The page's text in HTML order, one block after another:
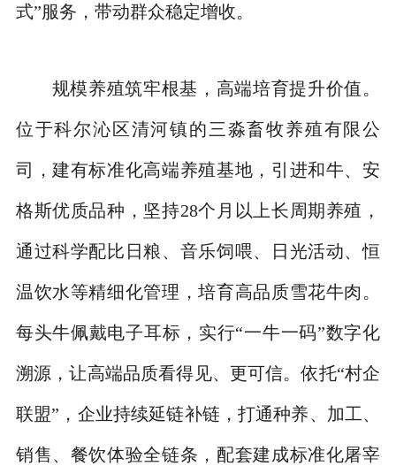
式”服务，带动群众稳定增收。
规模养殖筑牢根基，高端培育提升价值。
位于科尔沁区清河镇的三淼畜牧养殖有限公
司，建有标准化高端养殖基地，引进和牛、安
格斯优质品种，坚持28个月以上长周期养殖，
通过科学配比日粮、音乐饲喂、日光活动、恒
温饮水等精细化管理，培育高品质雪花牛肉。
每头牛佩戴电子耳标，实行“一牛一码”数字化
溯源，让高端品质看得见、更可信。依托“村企
联盟”，企业持续延链补链，打通种养、加工、
销售、餐饮体验全链条，配套建成标准化屠宰